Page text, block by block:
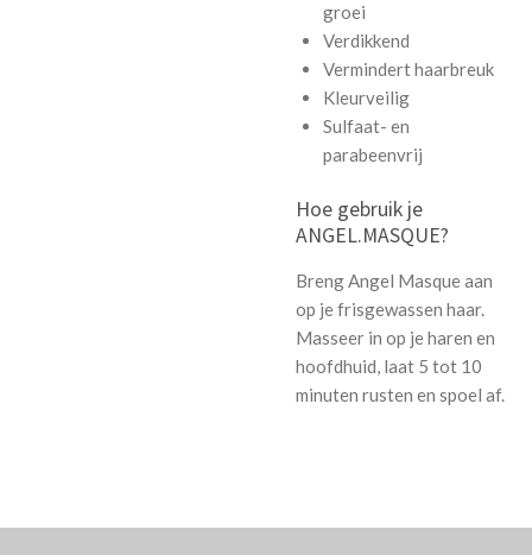
groei
Verdikkend
Vermindert haarbreuk
Kleurveilig
Sulfaat- en
parabeenvrij
Hoe gebruik je
ANGEL.MASQUE?
Breng Angel Masque aan
op je frisgewassen haar.
Masseer in op je haren en
hoofdhuid, laat 5 tot 10
minuten rusten en spoel af.